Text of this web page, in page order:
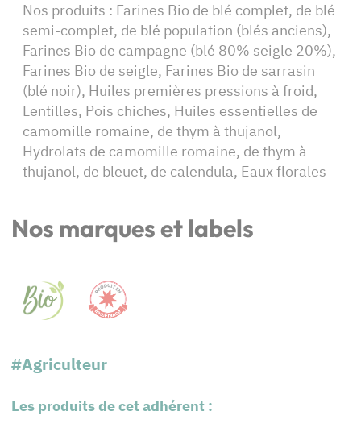
Nos produits : Farines Bio de blé complet, de blé
semi-complet, de blé population (blés anciens),
Farines Bio de campagne (blé 80% seigle 20%),
Farines Bio de seigle, Farines Bio de sarrasin
(blé noir), Huiles premières pressions à froid,
Lentilles, Pois chiches, Huiles essentielles de
camomille romaine, de thym à thujanol,
Hydrolats de camomille romaine, de thym à
thujanol, de bleuet, de calendula, Eaux florales
Nos marques et labels
#Agriculteur
Les produits de cet adhérent :